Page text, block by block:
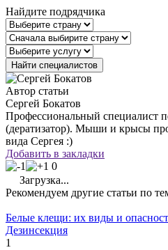
Найдите подрядчика
Автор статьи
Сергей Бокатов
Профессиональный специалист
(дератизатор). Мыши и крысы
вида Сергея :)
Добавить в закладки
0
Загрузка...
Рекомендуем другие статьи по
Белые клещи: их виды и
Дезинсекция
1